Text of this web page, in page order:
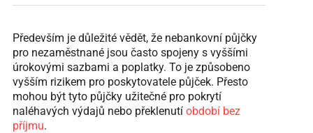
Především je důležité vědět, že nebankovní půjčky
pro nezaměstnané jsou často spojeny s vyššími
úrokovými sazbami a poplatky. To je způsobeno
vyšším rizikem pro poskytovatele půjček. Přesto
mohou být tyto půjčky užitečné pro pokrytí
naléhavých výdajů nebo překlenutí období bez
příjmu.